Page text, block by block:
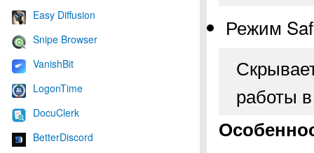
Easy Diffusion
Snipe Browser
VanishBit
LogonTime
DocuClerk
BetterDiscord
Режим
работы